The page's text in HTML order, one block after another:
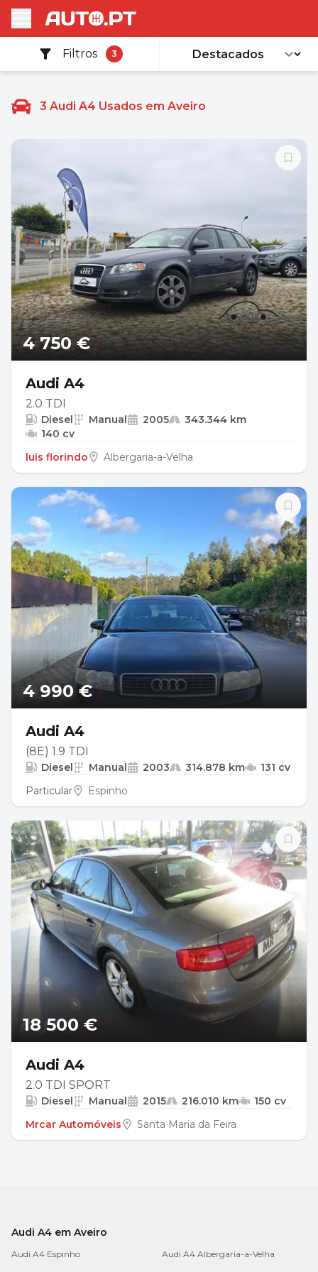
Filtros 3
3 Audi A4 Usados em Aveiro
4 750 €
Audi A4
2.0 TDI
Diesel Manual 2005
343.344 km
140 cv
luis florindo
Albergaria-a-Velha
4 990 €
Audi A4
(8E) 1.9 TDI
Diesel Manual 2003 314.878 km
131 cv
Particular
Espinho
18 500 €
Audi A4
2.0 TDI SPORT
Diesel Manual 2015 216.010 km
150 cv
Mrcar Automóveis
Santa Maria da Feira
Audi A4 em Aveiro
Audi A4 Espinho Audi A4 Albergaria-a-Velha